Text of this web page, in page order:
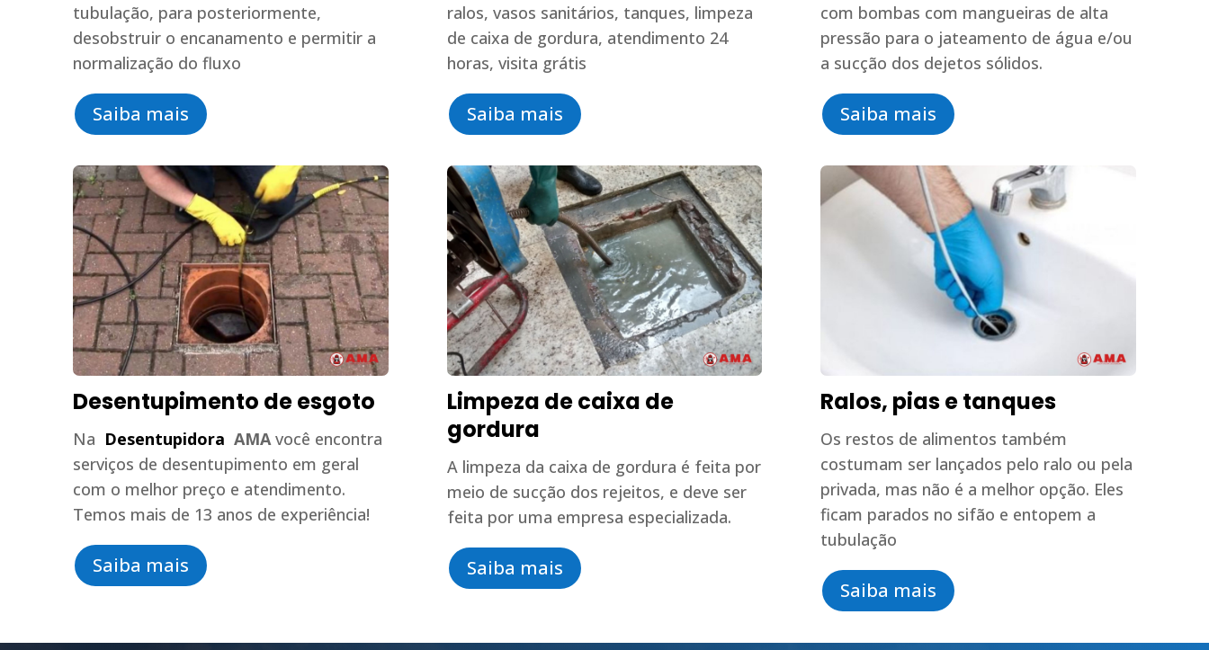
tubulação, para posteriormente,
desobstruir o encanamento e permitir a
normalização do fluxo
Saiba mais
Desentupimento de esgoto
Na Desentupidora AMAvocê encontra
serviços de desentupimento em geral
com o melhor preço e atendimento.
Temos mais de 13 anos de experiência!
Saiba mais
ralos, vasos sanitários, tanques, limpeza
de caixa de gordura, atendimento 24
horas, visita grátis
Saiba mais
Limpeza de caixa de
gordura
A limpeza da caixa de gordura é feita por
meio de sucção dos rejeitos, e deve ser
feita por uma empresa especializada.
Saiba mais
com bombas com mangueiras de alta
pressão para o jateamento de água e/ou
a sucção dos dejetos sólidos.
Saiba mais
Ralos, pias e tanques
Os restos de alimentos também
costumam ser lançados pelo ralo ou pela
privada, mas não é a melhor opção. Eles
ficam parados no sifão e entopem a
tubulação
Saiba mais